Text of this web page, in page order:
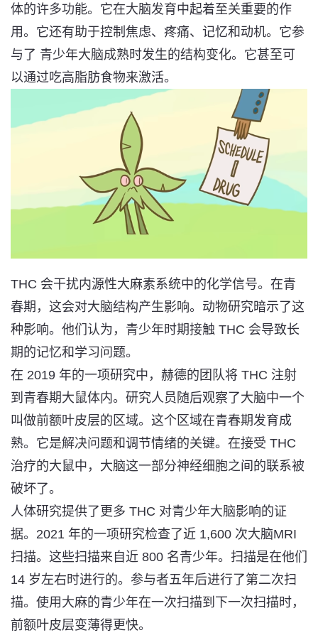
体的许多功能。它在大脑发育中起着至关重要的作
用。它还有助于控制 焦虑、疼痛、记忆和动机。它参
与了 青少年大脑成熟时发生的结构变化。它甚至可
以通过吃高脂肪食物来激活。
THC 会干扰内源性大麻素系统中的化学信号。在青
春期，这会对大脑结构产生影响。动物研究暗示了这
种影响。他们认为，青少年时期接触 THC 会导致长
期的记忆和学习问题。
在 2019 年的一项研究中，赫德的团队将 THC 注射
到青春期大鼠体内。研究人员随后观察了大脑中一个
叫做前额叶皮层的区域。这个区域在青春期发育成
熟。它是解决问题和调节情绪的关键。在接受 THC
治疗的大鼠中， 大脑这一部分神经细胞之间的联系被
破坏了。
人体研究提供了更多 THC 对青少年大脑影响的证
据。2021 年的一项研究检查了近 1,600 次大脑MRI
扫描。这些扫描来自近 800 名青少年。扫描是在他们
14 岁左右时进行的。参与者五年后进行了第二次扫
描。使用大麻的青少年在一次扫描到下一次扫描时，
前额叶皮层变薄得更快。